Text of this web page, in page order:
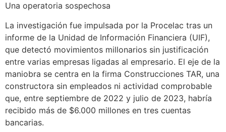
Una operatoria sospechosa
La investigación fue impulsada por la Procelac tras un
informe de la Unidad de Información Financiera (UIF),
que detectó movimientos millonarios sin justificación
entre varias empresas ligadas al empresario. El eje de la
maniobra se centra en la firma Construcciones TAR, una
constructora sin empleados ni actividad comprobable
que, entre septiembre de 2022 y julio de 2023, habría
recibido más de $6.000 millones en tres cuentas
bancarias.